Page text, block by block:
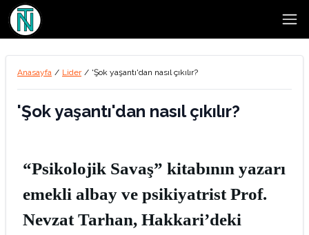
Anasayfa / Lider / 'Şok yaşantı'dan nasıl çıkılır?
'Şok yaşantı'dan nasıl çıkılır?
“Psikolojik Savaş” kitabının yazarı
emekli albay ve psikiyatrist Prof.
Nevzat Tarhan, Hakkari’deki